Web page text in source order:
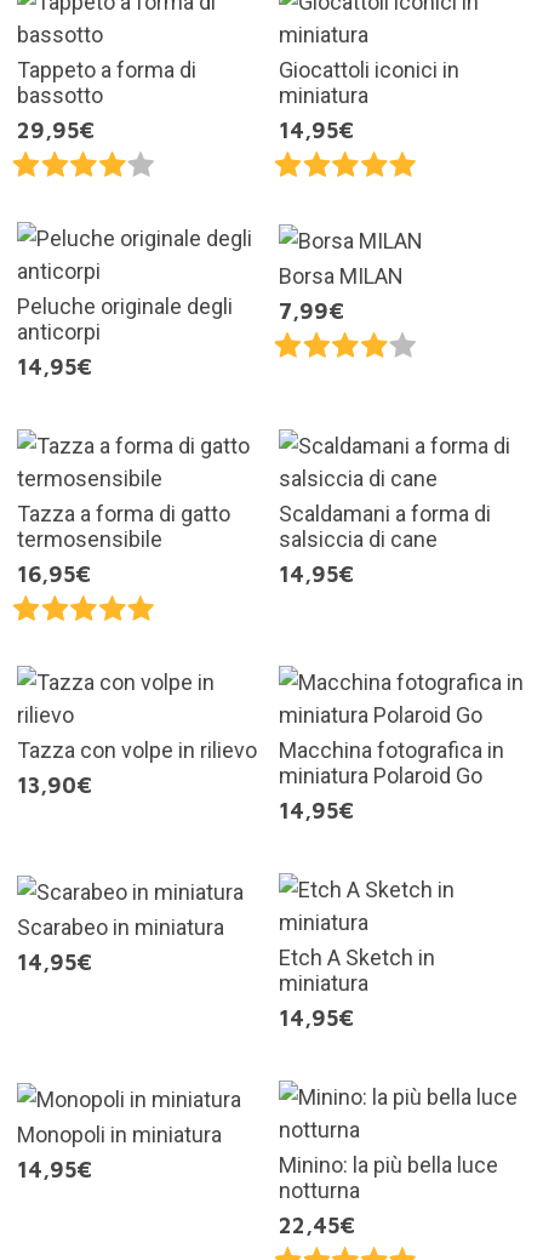
Tappeto a forma di
bassotto
29,95€
Giocattoli iconici in
miniatura
14,95€
Peluche originale degli
anticorpi
14,95€
Borsa MILAN
7,99€
Tazza a forma di gatto
termosensibile
16,95€
Scaldamani a forma di
salsiccia di cane
14,95€
Tazza con volpe in rilievo
13,90€
Macchina fotografica in
miniatura Polaroid Go
14,95€
Scarabeo in miniatura
14,95€
Etch A Sketch in
miniatura
14,95€
Monopoli in miniatura
14,95€
Minino: la più bella luce
notturna
22,45€